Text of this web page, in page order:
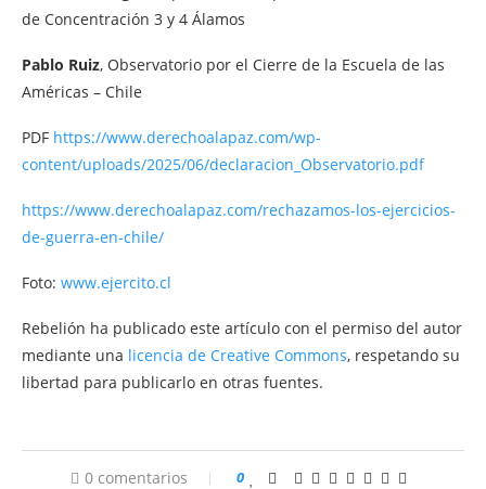
de Concentración 3 y 4 Álamos
Pablo Ruiz, Observatorio por el Cierre de la Escuela de las
Américas – Chile
PDF https://www.derechoalapaz.com/wp-
content/uploads/2025/06/declaracion_Observatorio.pdf
https://www.derechoalapaz.com/rechazamos-los-ejercicios-
de-guerra-en-chile/
Foto: www.ejercito.cl
Rebelión ha publicado este artículo con el permiso del autor
mediante una licencia de Creative Commons, respetando su
libertad para publicarlo en otras fuentes.
0 comentarios 0